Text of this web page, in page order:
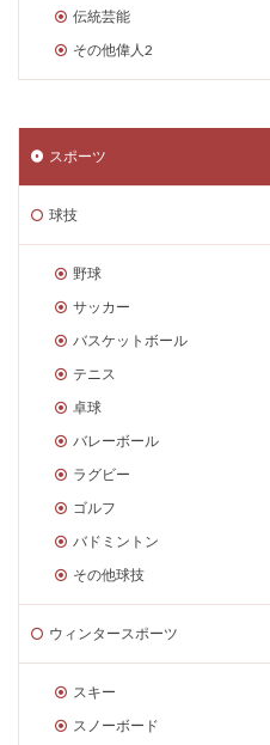
伝統芸能
その他偉人2
スポーツ
球技
野球
サッカー
バスケットボール
テニス
卓球
バレーボール
ラグビー
ゴルフ
バドミントン
その他球技
ウィンタースポーツ
スキー
スノーボード